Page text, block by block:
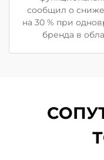
сообщил о
на 30 % при
бренда в